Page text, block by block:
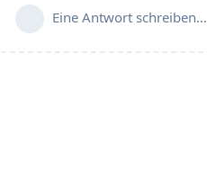
Eine Antwort schreiben…